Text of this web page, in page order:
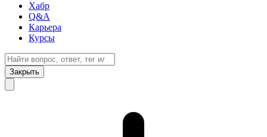
Хабр
Q&A
Карьера
Курсы
Закрыть